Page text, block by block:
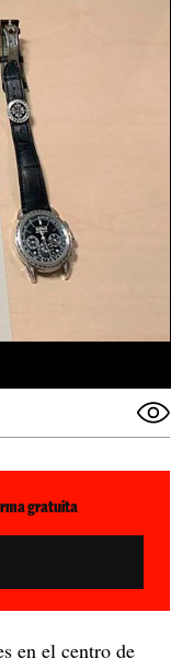
gratuita
en el centro de